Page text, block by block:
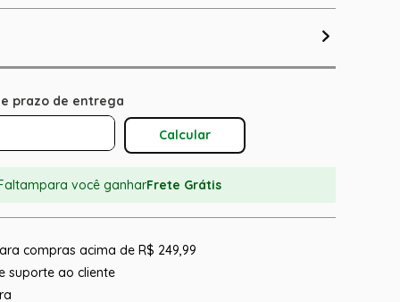
Calcular O Frete
para você ganharFrete Grátis
compras acima de R$ 249,99
suporte ao cliente